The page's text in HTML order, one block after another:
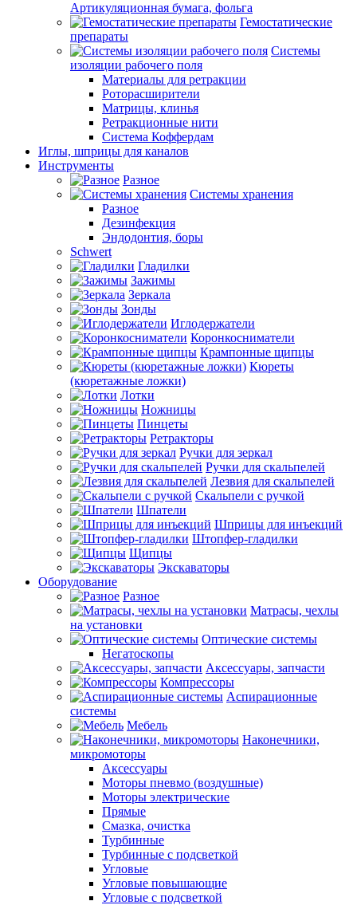
Артикуляционная бумага, фольга
Гемостатические
препараты
Системы
изоляции рабочего поля
Материалы для ретракции
Роторасширители
Матрицы, клинья
Ретракционные нити
Система Коффердам
Иглы, шприцы для каналов
Инструменты
Разное
Системы хранения
Разное
Дезинфекция
Эндодонтия, боры
Schwert
Гладилки
Зажимы
Зеркала
Зонды
Иглодержатели
Коронкосниматели
Крампонные щипцы
Кюреты
(кюретажные ложки)
Лотки
Ножницы
Пинцеты
Ретракторы
Ручки для зеркал
Ручки для скальпелей
Лезвия для скальпелей
Скальпели с ручкой
Шпатели
Шприцы для инъекций
Штопфер-гладилки
Щипцы
Экскаваторы
Оборудование
Разное
Матрасы, чехлы
на установки
Оптические системы
Негатоскопы
Аксессуары, запчасти
Компрессоры
Аспирационные
системы
Мебель
Наконечники,
микромоторы
Аксессуары
Моторы пневмо (воздушные)
Моторы электрические
Прямые
Смазка, очистка
Турбинные
Турбинные с подсветкой
Угловые
Угловые повышающие
Угловые с подсветкой